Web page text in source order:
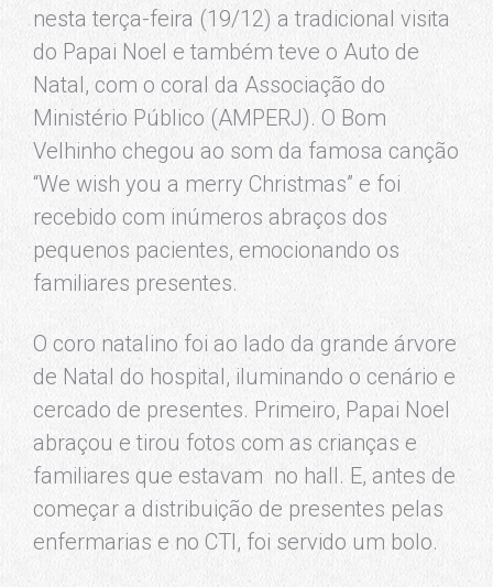
nesta terça-feira (19/12) a tradicional visita
do Papai Noel e também teve o Auto de
Natal, com o coral da Associação do
Ministério Público (AMPERJ). O Bom
Velhinho chegou ao som da famosa canção
“We wish you a merry Christmas” e foi
recebido com inúmeros abraços dos
pequenos pacientes, emocionando os
familiares presentes.
O coro natalino foi ao lado da grande árvore
de Natal do hospital, iluminando o cenário e
cercado de presentes. Primeiro, Papai Noel
abraçou e tirou fotos com as crianças e
familiares que estavam no hall. E, antes de
começar a distribuição de presentes pelas
enfermarias e no CTI, foi servido um bolo.